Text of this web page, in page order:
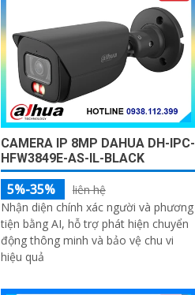
CAMERA IP 8MP DAHUA DH-IPC-
HFW3849E-AS-IL-BLACK
5%-35%
liên hệ
Nhận diện chính xác người và phương
tiện bằng AI, hỗ trợ phát hiện chuyển
động thông minh và bảo vệ chu vi
hiệu quả